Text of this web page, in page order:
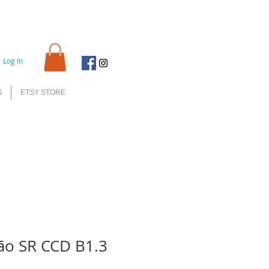
Log In
ETSY STORE
SR CCD B1.3